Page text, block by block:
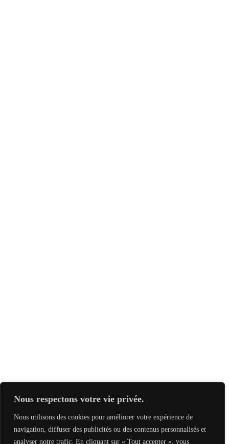
Nous respectons votre vie privée.
Nous utilisons des cookies pour améliorer votre expérience de
navigation, diffuser des publicités ou des contenus personnalisés et
analyser notre trafic. En cliquant sur « Tout accepter », vous